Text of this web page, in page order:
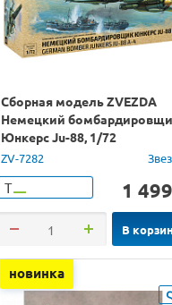
Сборная модель ZVEZDA
Немецкий
Юнкерс Ju-88, 1/72
ZV-7282
Т 1 499
В
новинка